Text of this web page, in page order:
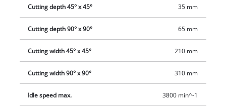
skærebredde på maks. 310 mm og skæredybder ned til 65
mm. X-Tend emnestøtterne kan justeres med én hånd og
uden værktøj. Spændeanordningen anvendes til sikker
fastspænding af emnet. Drejebordet omfatter en præcis
vinkelindstilling til vinkelsnit. Endvidere kan savhovedet
vinkles op til 45° mod venstre til geringssnit. Den effektive sav
som er udviklet specielt til akku-save og leverer flotte
Cutting depth 45° x 45° 35 mm
Cutting depth 90° x 90° 65 mm
Cutting width 45° x 45° 210 mm
Cutting width 90° x 90° 310 mm
Idle speed max. 3800 min^-1